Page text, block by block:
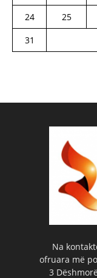
24
25
31
Na
ofruara më
3